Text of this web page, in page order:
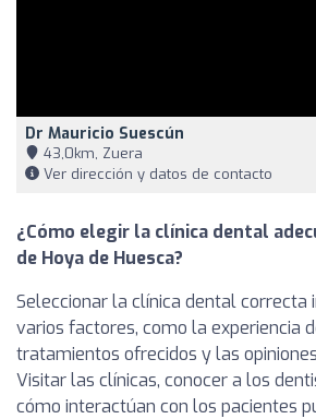
Dr Mauricio Suescún
43,0km, Zuera
Ver dirección y datos de contacto
¿Cómo elegir la clínica dental
de Hoya de Huesca?
Seleccionar la clínica dental correcta
varios factores, como la experiencia
tratamientos ofrecidos y las
Visitar las clínicas, conocer a los
cómo interactúan con los pacientes